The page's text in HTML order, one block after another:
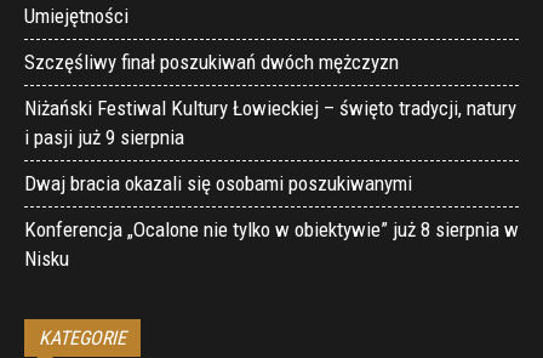
Umiejętności
Szczęśliwy finał poszukiwań dwóch mężczyzn
Niżański Festiwal Kultury Łowieckiej – święto tradycji, natury
i pasji już 9 sierpnia
Dwaj bracia okazali się osobami poszukiwanymi
Konferencja „Ocalone nie tylko w obiektywie” już 8 sierpnia w
Nisku
KATEGORIE